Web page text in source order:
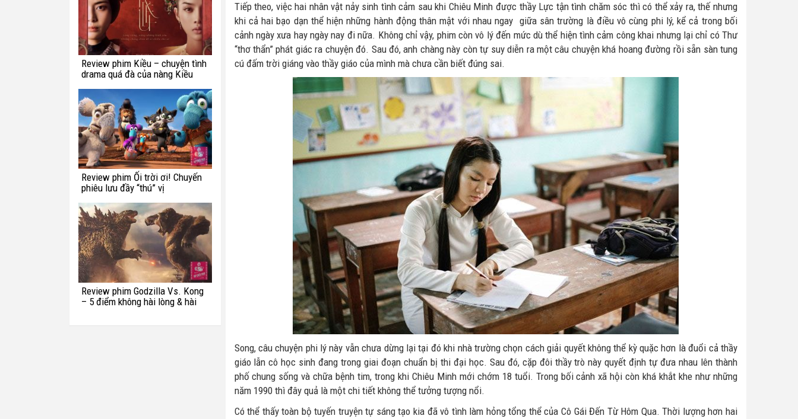
Review phim Kiều – chuyện tình
drama quá đà của nàng Kiều
Review phim Ối trời ơi! Chuyến
phiêu lưu đầy “thú” vị
Review phim Godzilla Vs. Kong
– 5 điểm không hài lòng & hài
Tiếp theo, việc hai nhân vật nảy sinh tình cảm sau khi Chiêu Minh được thầy Lực tận tình chăm sóc thì có thể xảy ra, thế nhưng
khi cả hai bạo dạn thể hiện những hành động thân mật với nhau ngay giữa sân trường là điều vô cùng phi lý, kể cả trong bối
cảnh ngày xưa hay ngày nay đi nữa. Không chỉ vậy, phim còn vô lý đến mức dù thể hiện tình cảm công khai nhưng lại chỉ có Thư
“thơ thẩn” phát giác ra chuyện đó. Sau đó, anh chàng này còn tự suy diễn ra một câu chuyện khá hoang đường rồi sẵn sàn tung
cú đấm trời giáng vào thầy giáo của mình mà chưa cần biết đúng sai.
Song, câu chuyện phi lý này vẫn chưa dừng lại tại đó khi nhà trường chọn cách giải quyết không thể kỳ quặc hơn là đuổi cả thầy
giáo lẫn cô học sinh đang trong giai đoạn chuẩn bị thi đại học. Sau đó, cặp đôi thầy trò này quyết định tự đưa nhau lên thành
phố chung sống và chữa bệnh tim, trong khi Chiêu Minh mới chớm 18 tuổi. Trong bối cảnh xã hội còn khá khắt khe như những
năm 1990 thì đây quả là một chi tiết không thể tưởng tượng nổi.
Có thể thấy toàn bộ tuyến truyện tự sáng tạo kia đã vô tình làm hỏng tổng thể của Cô Gái Đến Từ Hôm Qua. Thời lượng hơn hai